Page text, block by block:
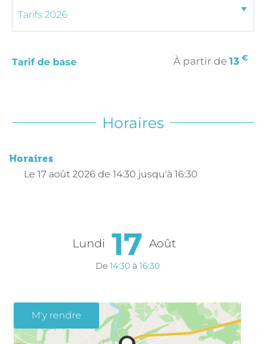
Tarif de base À partir de 13 €
Horaires
Horaires
Le 17 août 2026 de 14:30 jusqu'à 16:30
Lundi 17 Août
De 14:30 à 16:30
M'y rendre